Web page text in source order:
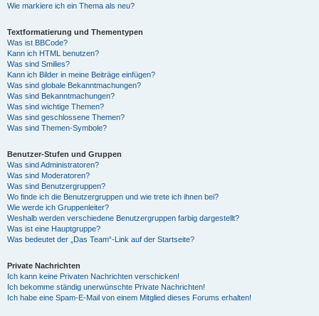
Wie markiere ich ein Thema als neu?
Textformatierung und Thementypen
Was ist BBCode?
Kann ich HTML benutzen?
Was sind Smilies?
Kann ich Bilder in meine Beiträge einfügen?
Was sind globale Bekanntmachungen?
Was sind Bekanntmachungen?
Was sind wichtige Themen?
Was sind geschlossene Themen?
Was sind Themen-Symbole?
Benutzer-Stufen und Gruppen
Was sind Administratoren?
Was sind Moderatoren?
Was sind Benutzergruppen?
Wo finde ich die Benutzergruppen und wie trete ich ihnen bei?
Wie werde ich Gruppenleiter?
Weshalb werden verschiedene Benutzergruppen farbig dargestellt?
Was ist eine Hauptgruppe?
Was bedeutet der „Das Team“-Link auf der Startseite?
Private Nachrichten
Ich kann keine Privaten Nachrichten verschicken!
Ich bekomme ständig unerwünschte Private Nachrichten!
Ich habe eine Spam-E-Mail von einem Mitglied dieses Forums erhalten!